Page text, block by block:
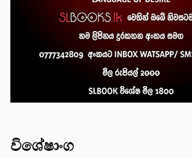
විශේෂාංග